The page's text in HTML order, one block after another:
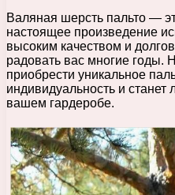
Валяная шерсть пальто —
настоящее произведение
высоким качеством и
радовать вас многие годы.
приобрести уникальное
индивидуальность и
вашем гардеробе.